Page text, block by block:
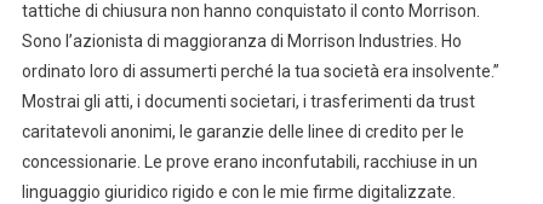
tattiche di chiusura non hanno conquistato il conto Morrison.
Sono l’azionista di maggioranza di Morrison Industries. Ho
ordinato loro di assumerti perché la tua società era insolvente.”
Mostrai gli atti, i documenti societari, i trasferimenti da trust
caritatevoli anonimi, le garanzie delle linee di credito per le
concessionarie. Le prove erano inconfutabili, racchiuse in un
linguaggio giuridico rigido e con le mie firme digitalizzate.